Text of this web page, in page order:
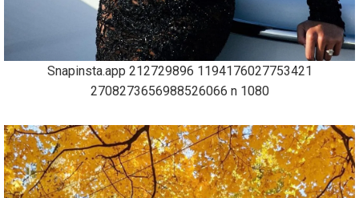
Snapinsta.app 212729896 1194176027753421
2708273656988526066 n 1080